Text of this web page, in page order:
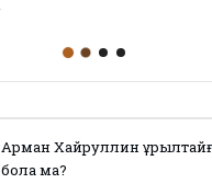
Арман Хайруллин
бола ма?